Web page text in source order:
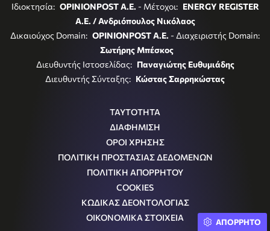
Ιδιοκτησία: OPINIONPOST A.E. - Μέτοχοι: ENERGY REGISTER
Α.Ε. / Ανδριόπουλος Νικόλαος
Δικαιούχος Domain: OPINIONPOST A.E. - Διαχειριστής Domain:
Σωτήρης Μπέσκος
Διευθυντής Ιστοσελίδας: Παναγιώτης Ευθυμιάδης
Διευθυντής Σύνταξης: Κώστας Σαρρηκώστας
ΤΑΥΤΟΤΗΤΑ
ΔΙΑΦΗΜΙΣΗ
ΟΡΟΙ ΧΡΗΣΗΣ
ΠΟΛΙΤΙΚΗ ΠΡΟΣΤΑΣΙΑΣ ΔΕΔΟΜΕΝΩΝ
ΠΟΛΙΤΙΚΗ ΑΠΟΡΡΗΤΟΥ
COOKIES
ΚΩΔΙΚΑΣ ΔΕΟΝΤΟΛΟΓΙΑΣ
ΟΙΚΟΝΟΜΙΚΑ ΣΤΟΙΧΕΙΑ
ΑΠΟΡΡΗΤΟ